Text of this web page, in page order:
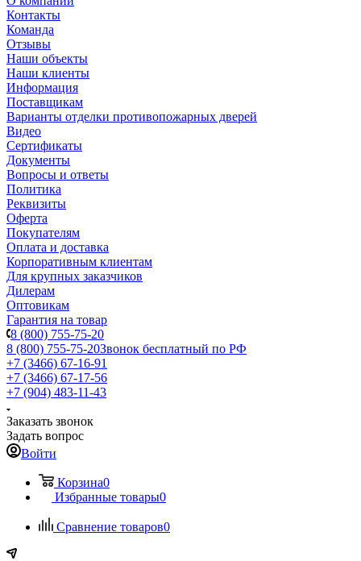
Контакты
Команда
Отзывы
Наши объекты
Наши клиенты
Информация
Поставщикам
Варианты отделки противопожарных дверей
Видео
Сертификаты
Документы
Вопросы и ответы
Политика
Реквизиты
Оферта
Покупателям
Оплата и доставка
Корпоративным клиентам
Для крупных заказчиков
Дилерам
Оптовикам
Гарантия на товар
8 (800) 755-75-20
8 (800) 755-75-20Звонок бесплатный по РФ
+7 (3466) 67-16-91
+7 (3466) 67-17-56
+7 (904) 483-11-43
Заказать звонок
Задать вопрос
Войти
Корзина0
Избранные товары0
Сравнение товаров0